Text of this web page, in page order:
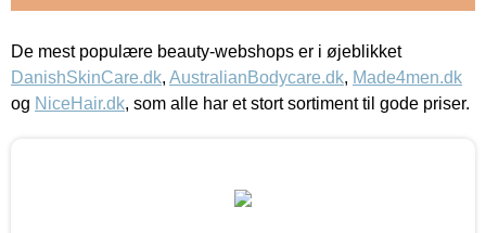
De mest populære beauty-webshops er i øjeblikket
DanishSkinCare.dk, AustralianBodycare.dk, Made4men.dk
og NiceHair.dk, som alle har et stort sortiment til gode priser.